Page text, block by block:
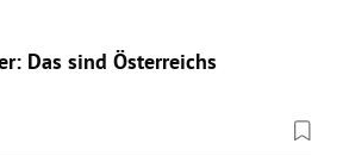
Das sind Österreichs